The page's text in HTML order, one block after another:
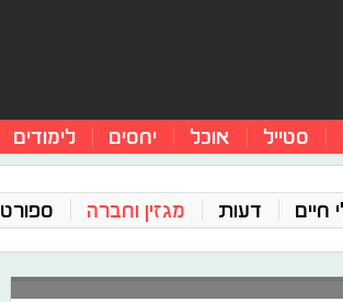
סטייל אוכל יחסים לימודים
חיים דעות מגזין וחברה ספורט